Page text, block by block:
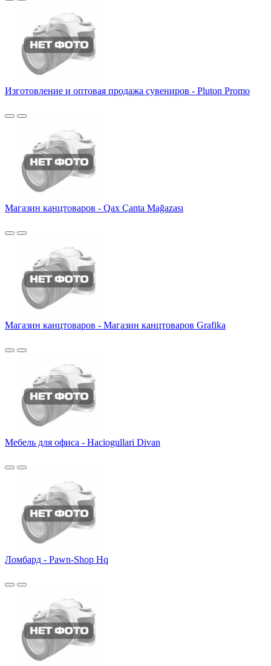
Изготовление и оптовая продажа сувениров - Pluton Promo
Магазин канцтоваров - Qax Çanta Mağazası
Магазин канцтоваров - Магазин канцтоваров Grafika
Мебель для офиса - Haciogullari Divan
Ломбард - Pawn-Shop Hq